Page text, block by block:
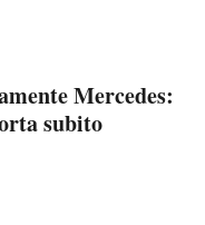
Mercedes:
subito